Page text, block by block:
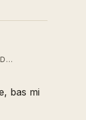
bas mi